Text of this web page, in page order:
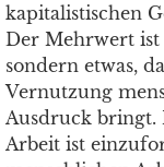
kapitalistischen
Der Mehrwert ist
sondern etwas,
Vernutzung
Ausdruck bringt.
Arbeit ist